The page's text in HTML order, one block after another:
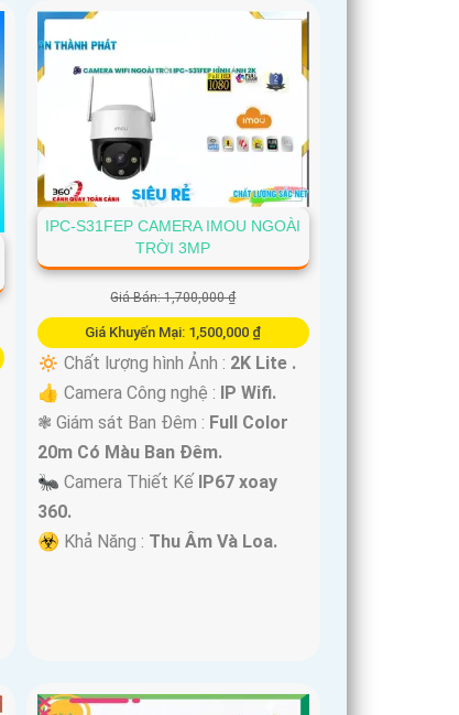
IPC-S31FEP CAMERA IMOU NGOÀI
TRỜI 3MP
Giá Bán: 1,700,000 ₫
Giá Khuyến Mại: 1,500,000 ₫
🔅 Chất lượng hình Ảnh : 2K Lite .
👍 Camera Công nghệ : IP Wifi.
❃ Giám sát Ban Đêm : Full Color
20m Có Màu Ban Ðêm.
🐜 Camera Thiết Kế IP67 xoay
360.
️☣️ Khả Năng : Thu Âm Và Loa.